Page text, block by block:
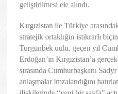
geliştirilmesi ele alındı.
Kırgızistan ile Türkiye
stratejik ortaklığın istikrarlı
Turgunbek uulu, geçen yıl
Erdoğan’ın Kırgızistan’a
sırasında Cumhurbaşkanı
anlaşmalar imzalandığını